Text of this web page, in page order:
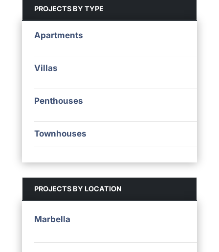
PROJECTS BY TYPE
Apartments
Villas
Penthouses
Townhouses
PROJECTS BY LOCATION
Marbella